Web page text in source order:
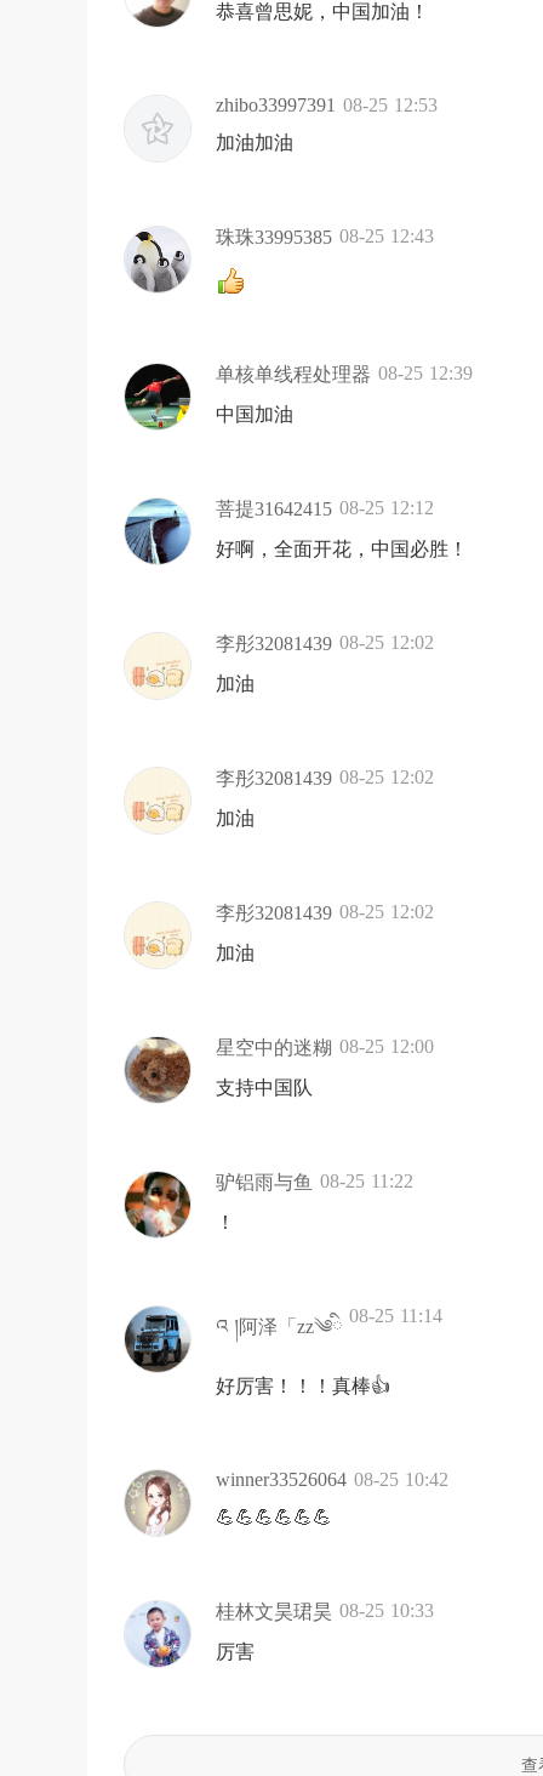
恭喜曾思妮，中国加油！
zhibo33997391 08-25 12:53
加油加油
珠珠33995385 08-25 12:43
单核单线程处理器 08-25 12:39
中国加油
菩提31642415 08-25 12:12
好啊，全面开花，中国必胜！
李彤32081439 08-25 12:02
加油
李彤32081439 08-25 12:02
加油
李彤32081439 08-25 12:02
加油
星空中的迷糊 08-25 12:00
支持中国队
驴铝雨与鱼 08-25 11:22
！
འ །阿泽「zz༄ི
08-25 11:14
好厉害！！！真棒👍
winner33526064 08-25 10:42
💪💪💪💪💪💪
桂林文昊珺昊 08-25 10:33
厉害
查